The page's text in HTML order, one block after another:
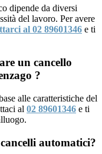
dipende da diversi
del lavoro. Per avere
al 02 89601346 e ti
un cancello
?
alle caratteristiche del
al 02 89601346 e ti
automatici?